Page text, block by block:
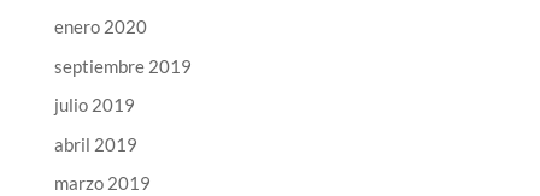
enero 2020
septiembre 2019
julio 2019
abril 2019
marzo 2019